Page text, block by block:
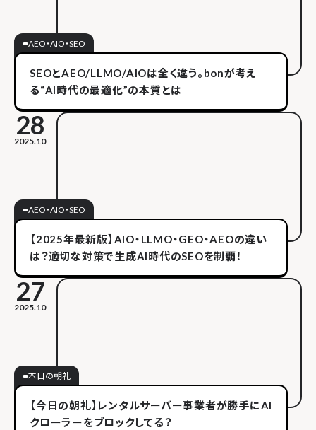
AEO・AIO・SEO
SEOとAEO/LLMO/AIOは全く違う。bonが考え
る“AI時代の最適化”の本質とは
28
2025.10
AEO・AIO・SEO
【2025年最新版】AIO・LLMO・GEO・AEOの違い
は？適切な対策で生成AI時代のSEOを制覇！
27
2025.10
本日の朝礼
【今日の朝礼】レンタルサーバー事業者が勝手にAI
クローラーをブロックしてる？